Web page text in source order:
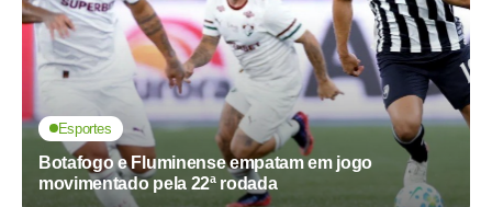
Esportes
Botafogo e Fluminense empatam em jogo
movimentado pela 22ª rodada